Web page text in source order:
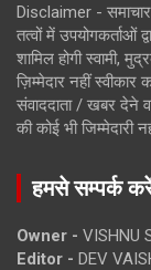
Disclaimer -
तत्वों में उपयोगकर्ताओं
शामिल होगी स्वामी,
ज़िम्मेदार नहीं
संवाददाता / खबर देने
की कोई भी जिम्मेदारी
हमसे सम्पर्क
Owner - VISHNU
Editor - DEV